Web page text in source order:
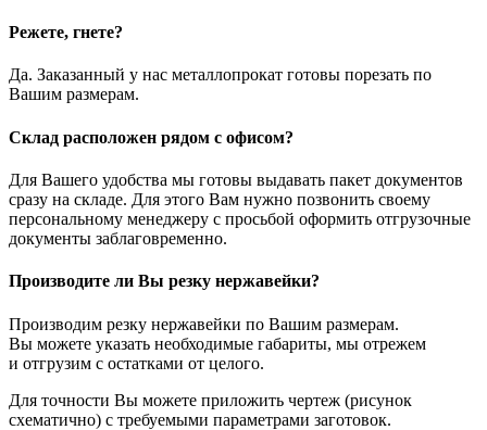
Режете, гнете?
Да. Заказанный у нас металлопрокат готовы порезать по
Вашим размерам.
Склад расположен рядом с офисом?
Для Вашего удобства мы готовы выдавать пакет документов
сразу на складе. Для этого Вам нужно позвонить своему
персональному менеджеру с просьбой оформить отгрузочные
документы заблаговременно.
Производите ли Вы резку нержавейки?
Производим резку нержавейки по Вашим размерам.
Вы можете указать необходимые габариты, мы отрежем
и отгрузим с остатками от целого.
Для точности Вы можете приложить чертеж (рисунок
схематично) с требуемыми параметрами заготовок.